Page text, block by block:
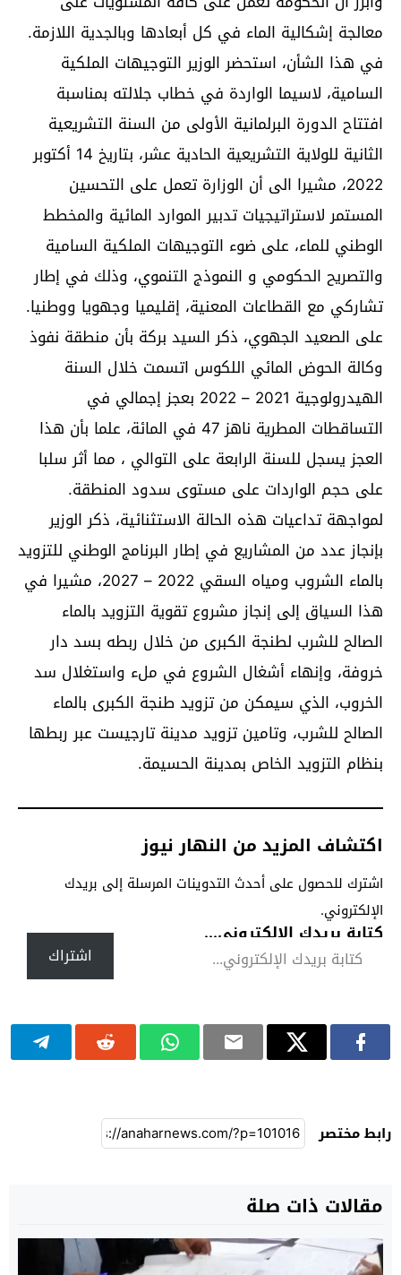
معالجة إشكالية الماء في كل أبعادها وبالجدية اللازمة.
في هذا الشأن، استحضر الوزير التوجيهات الملكية
السامية، لاسيما الواردة في خطاب جلالته بمناسبة
افتتاح الدورة البرلمانية الأولى من السنة التشريعية
الثانية للولاية التشريعية الحادية عشر، بتاريخ 14 أكتوبر
2022، مشيرا الى أن الوزارة تعمل على التحسين
المستمر لاستراتيجيات تدبير الموارد المائية والمخطط
الوطني للماء، على ضوء التوجيهات الملكية السامية
والتصريح الحكومي و النموذج التنموي، وذلك في إطار
تشاركي مع القطاعات المعنية، إقليميا وجهويا ووطنيا.
على الصعيد الجهوي، ذكر السيد بركة بأن منطقة نفوذ
وكالة الحوض المائي اللكوس اتسمت خلال السنة
الهيدرولوجية 2021 – 2022 بعجز إجمالي في
التساقطات المطرية ناهز 47 في المائة، علما بأن هذا
العجز يسجل للسنة الرابعة على التوالي ، مما أثر سلبا
على حجم الواردات على مستوى سدود المنطقة.
لمواجهة تداعيات هذه الحالة الاستثنائية، ذكر الوزير
بإنجاز عدد من المشاريع في إطار البرنامج الوطني للتزويد
بالماء الشروب ومياه السقي 2022 – 2027، مشيرا في
هذا السياق إلى إنجاز مشروع تقوية التزويد بالماء
الصالح للشرب لطنجة الكبرى من خلال ربطه بسد دار
خروفة، وإنهاء أشغال الشروع في ملء واستغلال سد
الخروب، الذي سيمكن من تزويد طنجة الكبرى بالماء
الصالح للشرب، وتامين تزويد مدينة تارجيست عبر ربطها
بنظام التزويد الخاص بمدينة الحسيمة.
اكتشاف المزيد من النهار نيوز
اشترك للحصول على أحدث التدوينات المرسلة إلى بريدك
الإلكتروني.
كتابة بريدك الإلكتروني...
اشتراك
رابط مختصر
مقالات ذات صلة